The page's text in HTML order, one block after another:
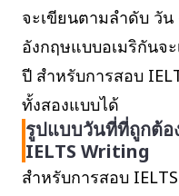
จะเขียนตามลำดับ วั
อังกฤษแบบอเมริกันจ
ปี สำหรับการสอบ
ทั้งสองแบบได้
รูปแบบวันที่ที่ถูกต้อ
IELTS Writing
สำหรับการสอบ